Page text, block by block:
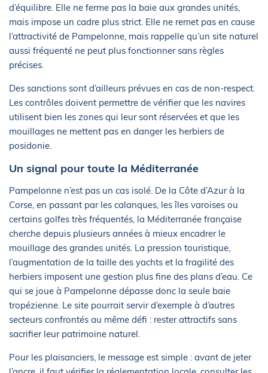
d’équilibre. Elle ne ferme pas la baie aux grandes unités,
mais impose un cadre plus strict. Elle ne remet pas en cause
l’attractivité de Pampelonne, mais rappelle qu’un site naturel
aussi fréquenté ne peut plus fonctionner sans règles
précises.
Des sanctions sont d’ailleurs prévues en cas de non-respect.
Les contrôles doivent permettre de vérifier que les navires
utilisent bien les zones qui leur sont réservées et que les
mouillages ne mettent pas en danger les herbiers de
posidonie.
Un signal pour toute la Méditerranée
Pampelonne n’est pas un cas isolé. De la Côte d’Azur à la
Corse, en passant par les calanques, les îles varoises ou
certains golfes très fréquentés, la Méditerranée française
cherche depuis plusieurs années à mieux encadrer le
mouillage des grandes unités. La pression touristique,
l’augmentation de la taille des yachts et la fragilité des
herbiers imposent une gestion plus fine des plans d’eau. Ce
qui se joue à Pampelonne dépasse donc la seule baie
tropézienne. Le site pourrait servir d’exemple à d’autres
secteurs confrontés au même défi : rester attractifs sans
sacrifier leur patrimoine naturel.
Pour les plaisanciers, le message est simple : avant de jeter